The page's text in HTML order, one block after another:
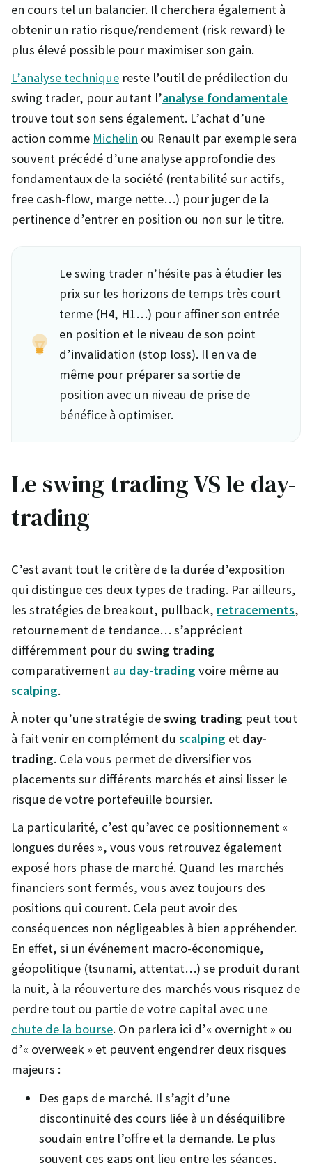
en cours tel un balancier. Il cherchera également à
obtenir un ratio risque/rendement (risk reward) le
plus élevé possible pour maximiser son gain.
L’analyse technique reste l’outil de prédilection du
swing trader, pour autant l’analyse fondamentale
trouve tout son sens également. L’achat d’une
action comme Michelin ou Renault par exemple sera
souvent précédé d’une analyse approfondie des
fondamentaux de la société (rentabilité sur actifs,
free cash-flow, marge nette…) pour juger de la
pertinence d’entrer en position ou non sur le titre.
Le swing trader n’hésite pas à étudier les
prix sur les horizons de temps très court
terme (H4, H1…) pour affiner son entrée
en position et le niveau de son point
d’invalidation (stop loss). Il en va de
même pour préparer sa sortie de
position avec un niveau de prise de
bénéfice à optimiser.
Le swing trading VS le day-
trading
C’est avant tout le critère de la durée d’exposition
qui distingue ces deux types de trading. Par ailleurs,
les stratégies de breakout, pullback, retracements,
retournement de tendance… s’apprécient
différemment pour du swing trading
comparativement au day-trading voire même au
scalping.
À noter qu’une stratégie deswing trading peut tout
à fait venir en complément du scalping et day-
trading. Cela vous permet de diversifier vos
placements sur différents marchés et ainsi lisser le
risque de votre portefeuille boursier.
La particularité, c’est qu’avec ce positionnement «
longues durées », vous vous retrouvez également
exposé hors phase de marché. Quand les marchés
financiers sont fermés, vous avez toujours des
positions qui courent. Cela peut avoir des
conséquences non négligeables à bien appréhender.
En effet, si un événement macro-économique,
géopolitique (tsunami, attentat…) se produit durant
la nuit, à la réouverture des marchés vous risquez de
perdre tout ou partie de votre capital avec une
chute de la bourse. On parlera ici d’« overnight » ou
d’« overweek » et peuvent engendrer deux risques
majeurs :
Des gaps de marché. Il s’agit d’une
discontinuité des cours liée à un déséquilibre
soudain entre l’offre et la demande. Le plus
souvent ces gaps ont lieu entre les séances,